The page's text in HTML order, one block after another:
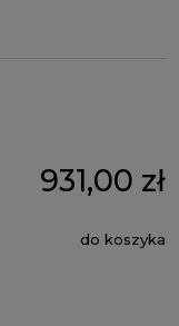
931,00 zł
do koszyka